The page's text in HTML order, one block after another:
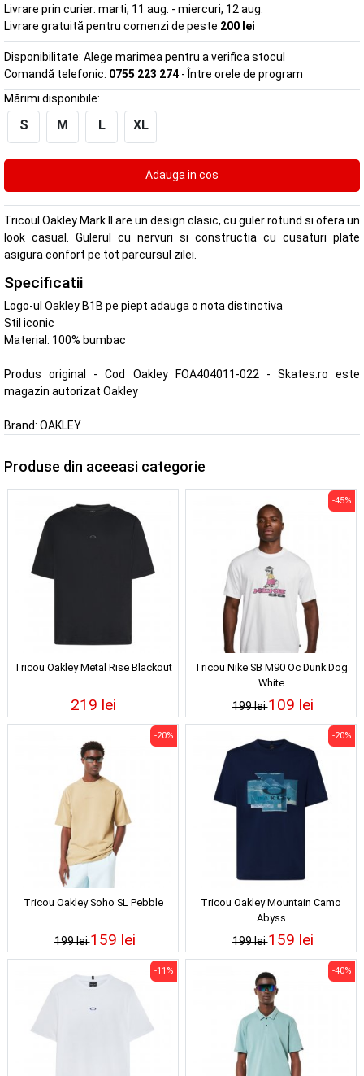
Livrare prin curier: marti, 11 aug. - miercuri, 12 aug.
Livrare gratuită pentru comenzi de peste 200 lei
Disponibilitate: Alege marimea pentru a verifica stocul
Comandă telefonic: 0755 223 274 - Între orele de program
Mărimi disponibile:
S M L XL
Tricoul Oakley Mark II are un design clasic, cu guler rotund si ofera un
look casual. Gulerul cu nervuri si constructia cu cusaturi plate
asigura confort pe tot parcursul zilei.
Specificatii
Logo-ul Oakley B1B pe piept adauga o nota distinctiva
Stil iconic
Material: 100% bumbac
Produs original - Cod Oakley FOA404011-022 - Skates.ro este
magazin autorizat Oakley
Brand: OAKLEY
Produse din aceeasi categorie
Tricou Oakley Metal Rise Blackout
219 lei
Tricou Nike SB M90 Oc Dunk Dog
White
199 lei
-45%
109 lei
Tricou Oakley Soho SL Pebble
199 lei
-20%
159 lei
Tricou Oakley Mountain Camo
Abyss
199 lei
-20%
159 lei
-11% -40%